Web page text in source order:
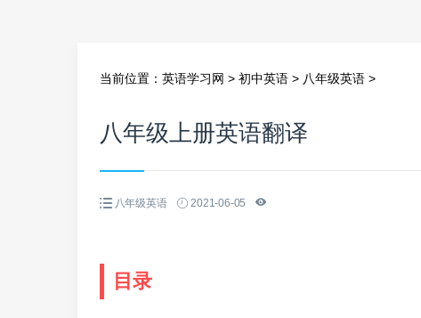
当前位置： 英语学习网 > 初中英语 > 八年级英语 >
八年级上册英语翻译
八年级英语 2021-06-05
目录